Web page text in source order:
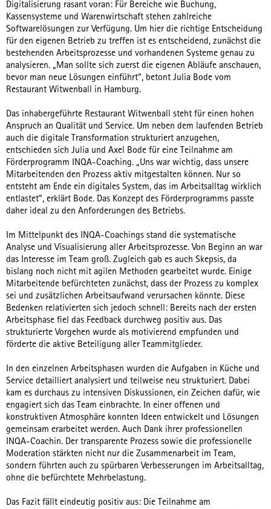
Digitalisierung rasant voran: Für Bereiche wie Buchung,
Kassensysteme und Warenwirtschaft stehen zahlreiche
Softwarelösungen zur Verfügung. Um hier die richtige Entscheidung
für den eigenen Betrieb zu treffen ist es entscheidend, zunächst die
bestehenden Arbeitsprozesse und vorhandenen Systeme genau zu
analysieren. „Man sollte sich zuerst die eigenen Abläufe anschauen,
bevor man neue Lösungen einführt“, betont Julia Bode vom
Restaurant Witwenball in Hamburg.
Das inhabergeführte Restaurant Witwenball steht für einen hohen
Anspruch an Qualität und Service. Um neben dem laufenden Betrieb
auch die digitale Transformation strukturiert anzugehen,
entschieden sich Julia und Axel Bode für eine Teilnahme am
Förderprogramm INQA-Coaching. „Uns war wichtig, dass unsere
Mitarbeitenden den Prozess aktiv mitgestalten können. Nur so
entsteht am Ende ein digitales System, das im Arbeitsalltag wirklich
entlastet“, erklärt Bode. Das Konzept des Förderprogramms passte
daher ideal zu den Anforderungen des Betriebs.
Im Mittelpunkt des INQA-Coachings stand die systematische
Analyse und Visualisierung aller Arbeitsprozesse. Von Beginn an war
das Interesse im Team groß. Zugleich gab es auch Skepsis, da
bislang noch nicht mit agilen Methoden gearbeitet wurde. Einige
Mitarbeitende befürchteten zunächst, dass der Prozess zu komplex
sei und zusätzlichen Arbeitsaufwand verursachen könnte. Diese
Bedenken relativierten sich jedoch schnell: Bereits nach der ersten
Arbeitsphase fiel das Feedback durchweg positiv aus. Das
strukturierte Vorgehen wurde als motivierend empfunden und
förderte die aktive Beteiligung aller Teammitglieder.
In den einzelnen Arbeitsphasen wurden die Aufgaben in Küche und
Service detailliert analysiert und teilweise neu strukturiert. Dabei
kam es durchaus zu intensiven Diskussionen, ein Zeichen dafür, wie
engagiert sich das Team einbrachte. In einer offenen und
konstruktiven Atmosphäre konnten Ideen entwickelt und Lösungen
gemeinsam erarbeitet werden. Auch Dank ihrer professionellen
INQA-Coachin. Der transparente Prozess sowie die professionelle
Moderation stärkten nicht nur die Zusammenarbeit im Team,
sondern führten auch zu spürbaren Verbesserungen im Arbeitsalltag,
ohne die befürchtete Mehrbelastung.
Das Fazit fällt eindeutig positiv aus: Die Teilnahme am